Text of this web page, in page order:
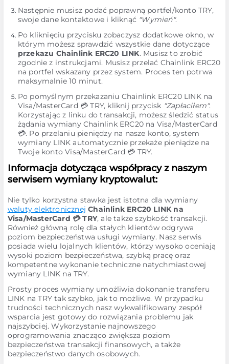
Następnie musisz podać poprawną portfel/konto TRY,
swoje dane kontaktowe i kliknąć "Wymień".
Po kliknięciu przycisku zobaczysz dodatkowe okno, w
którym możesz sprawdzić wszystkie dane dotyczące
przekazu Chainlink ERC20 LINK. Musisz to zrobić
zgodnie z instrukcjami. Musisz przelać Chainlink ERC20
na portfel wskazany przez system. Proces ten potrwa
maksymalnie 10 minut.
Po pomyślnym przekazaniu Chainlink ERC20 LINK na
Visa/MasterCard 💳 TRY, kliknij przycisk "Zapłaciłem".
Korzystając z linku do transakcji, możesz śledzić status
żądania wymiany Chainlink ERC20 na Visa/MasterCard
💳. Po przelaniu pieniędzy na nasze konto, system
wymiany LINK automatycznie przekaże pieniądze na
Twoje konto Visa/MasterCard 💳 TRY.
Informacja dotycząca współpracy z naszym
serwisem wymiany kryptowalut:
Nie tylko korzystna stawka jest istotna dla wymiany
waluty elektronicznej Chainlink ERC20 LINK na
Visa/MasterCard 💳 TRY, ale także szybkość transakcji.
Również główną rolę dla stałych klientów odgrywa
poziom bezpieczeństwa usługi wymiany. Nasz serwis
posiada wielu lojalnych klientów, którzy wysoko oceniają
wysoki poziom bezpieczeństwa, szybką pracę oraz
kompetentne wykonanie techniczne natychmiastowej
wymiany LINK na TRY.
Prosty proces wymiany umożliwia dokonanie transferu
LINK na TRY tak szybko, jak to możliwe. W przypadku
trudności technicznych nasz wykwalifikowany zespół
wsparcia jest gotowy do rozwiązania problemu jak
najszybciej. Wykorzystanie najnowszego
oprogramowania znacząco zwiększa poziom
bezpieczeństwa transakcji finansowych, a także
bezpieczeństwo danych osobowych.